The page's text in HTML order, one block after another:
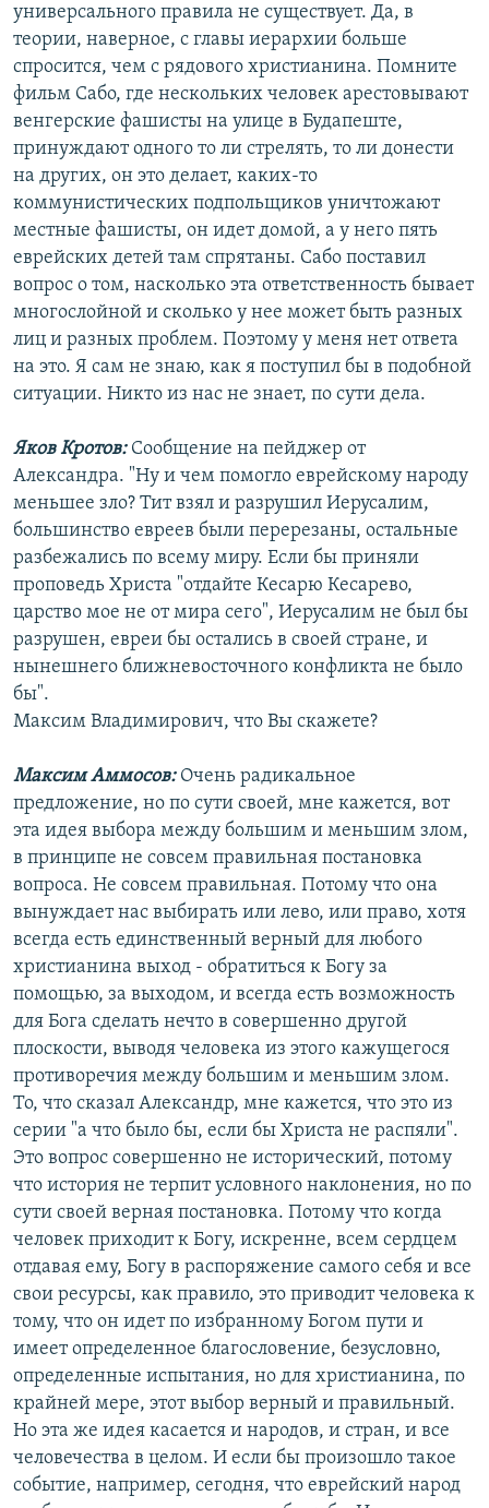
универсального правила не существует. Да, в
теории, наверное, с главы иерархии больше
спросится, чем с рядового христианина. Помните
фильм Сабо, где нескольких человек арестовывают
венгерские фашисты на улице в Будапеште,
принуждают одного то ли стрелять, то ли донести
на других, он это делает, каких-то
коммунистических подпольщиков уничтожают
местные фашисты, он идет домой, а у него пять
еврейских детей там спрятаны. Сабо поставил
вопрос о том, насколько эта ответственность бывает
многослойной и сколько у нее может быть разных
лиц и разных проблем. Поэтому у меня нет ответа
на это. Я сам не знаю, как я поступил бы в подобной
ситуации. Никто из нас не знает, по сути дела.
Яков Кротов:Сообщение на пейджер от
Александра. "Ну и чем помогло еврейскому народу
меньшее зло? Тит взял и разрушил Иерусалим,
большинство евреев были перерезаны, остальные
разбежались по всему миру. Если бы приняли
проповедь Христа "отдайте Кесарю Кесарево,
царство мое не от мира сего", Иерусалим не был бы
разрушен, евреи бы остались в своей стране, и
нынешнего ближневосточного конфликта не было
бы".
Максим Владимирович, что Вы скажете?
Максим Аммосов:Очень радикальное
предложение, но по сути своей, мне кажется, вот
эта идея выбора между большим и меньшим злом,
в принципе не совсем правильная постановка
вопроса. Не совсем правильная. Потому что она
вынуждает нас выбирать или лево, или право, хотя
всегда есть единственный верный для любого
христианина выход - обратиться к Богу за
помощью, за выходом, и всегда есть возможность
для Бога сделать нечто в совершенно другой
плоскости, выводя человека из этого кажущегося
противоречия между большим и меньшим злом.
То, что сказал Александр, мне кажется, что это из
серии "а что было бы, если бы Христа не распяли".
Это вопрос совершенно не исторический, потому
что история не терпит условного наклонения, но по
сути своей верная постановка. Потому что когда
человек приходит к Богу, искренне, всем сердцем
отдавая ему, Богу в распоряжение самого себя и все
свои ресурсы, как правило, это приводит человека к
тому, что он идет по избранному Богом пути и
имеет определенное благословение, безусловно,
определенные испытания, но для христианина, по
крайней мере, этот выбор верный и правильный.
Но эта же идея касается и народов, и стран, и все
человечества в целом. И если бы произошло такое
событие, например, сегодня, что еврейский народ